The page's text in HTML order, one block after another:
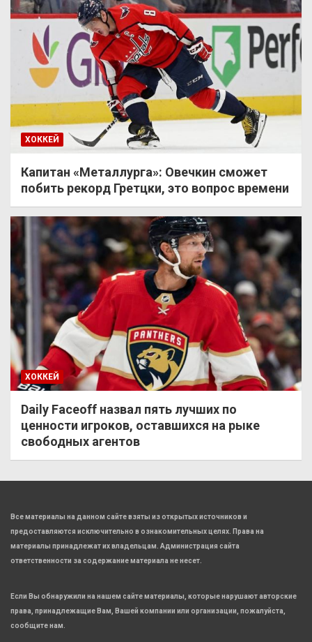
ХОККЕЙ
Капитан «Металлурга»: Овечкин сможет
побить рекорд Гретцки, это вопрос времени
ХОККЕЙ
Daily Faceoff назвал пять лучших по
ценности игроков, оставшихся на рыке
свободных агентов
Все материалы на данном сайте взяты из открытых источников и
предоставляются исключительно в ознакомительных целях. Права на
материалы принадлежат их владельцам. Администрация сайта
ответственности за содержание материала не несет.
Если Вы обнаружили на нашем сайте материалы, которые нарушают авторские
права, принадлежащие Вам, Вашей компании или организации, пожалуйста,
сообщите нам.